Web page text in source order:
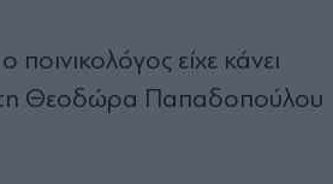
ποινικολόγος είχε κάνει
Θεοδώρα Παπαδοπούλου